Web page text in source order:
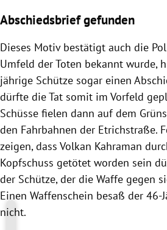
Abschiedsbrief gefunden
Dieses Motiv bestätigt auch die
Umfeld der Toten bekannt wurde,
jährige Schütze sogar einen
dürfte die Tat somit im Vorfeld
Schüsse fielen dann auf dem
den Fahrbahnen der Etrichstraße.
zeigen, dass Volkan Kahraman
Kopfschuss getötet worden sein
der Schütze, der die Waffe gegen
Einen Waffenschein besaß der 46-
nicht.